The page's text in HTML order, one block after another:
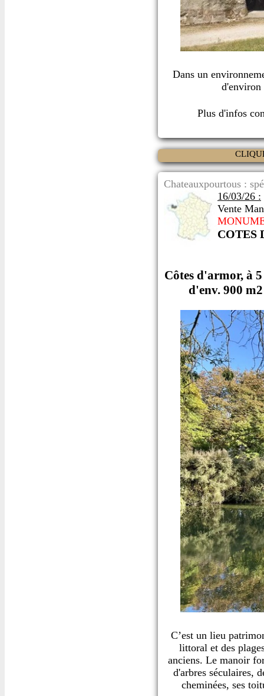
Dans un
d'environ
Plus d'infos
Chateauxpourtous :
16/03/26 :
Vente
COTES
Côtes d'armor, à
d'env. 900
C’est un lieu
littoral et des
anciens. Le manoir
d'arbres séculaires,
cheminées, ses